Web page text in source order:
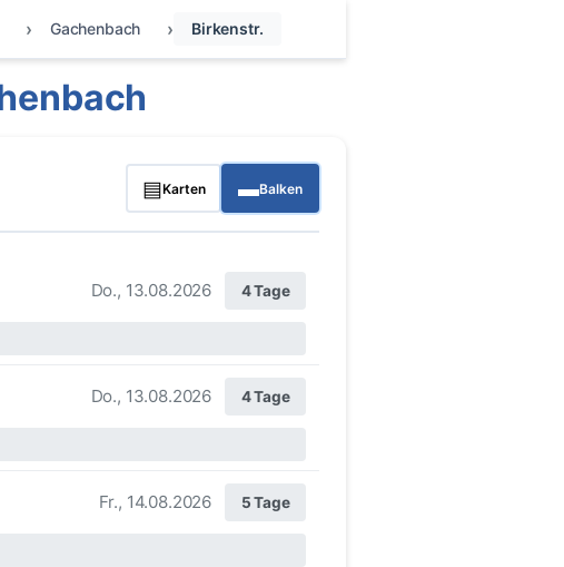
Gachenbach Birkenstr.
▤Karten ▬Balken
Do., 13.08.2026 4 Tage
Do., 13.08.2026 4 Tage
Fr., 14.08.2026 5 Tage